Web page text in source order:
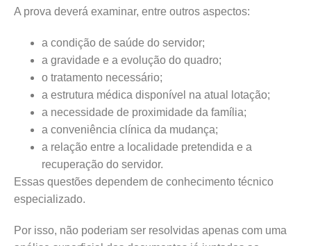
A prova deverá examinar, entre outros aspectos:
a condição de saúde do servidor;
a gravidade e a evolução do quadro;
o tratamento necessário;
a estrutura médica disponível na atual lotação;
a necessidade de proximidade da família;
a conveniência clínica da mudança;
a relação entre a localidade pretendida e a
recuperação do servidor.
Essas questões dependem de conhecimento técnico
especializado.
Por isso, não poderiam ser resolvidas apenas com uma